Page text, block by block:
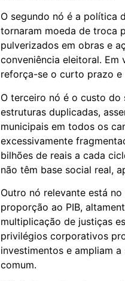
O segundo nó é a política
tornaram moeda de troca
pulverizados em obras e
conveniência eleitoral.
reforça-se o curto prazo e
O terceiro nó é o custo do
estruturas duplicadas,
municipais em todos os
excessivamente
bilhões de reais a cada
não têm base social real,
Outro nó relevante está
proporção ao PIB,
multiplicação de justiças
privilégios corporativos
investimentos e ampliam
comum.